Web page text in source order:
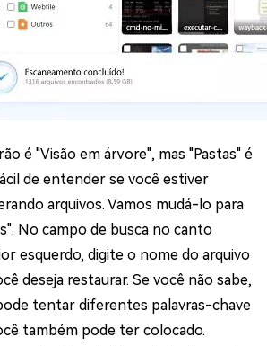
é "Visão em árvore", mas "Pastas" é
de entender se você estiver
arquivos. Vamos mudá-lo para
No campo de busca no canto
esquerdo, digite o nome do arquivo
deseja restaurar. Se você não sabe,
tentar diferentes palavras-chave
também pode ter colocado.